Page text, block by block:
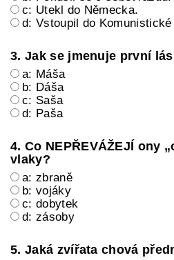
c: Utekl do Německa.
d: Vstoupil do
3. Jak se jmenuje první
a: Máša
b: Dáša
c: Saša
d: Paša
4. Co NEPŘEVÁŽEJÍ ony
vlaky?
a: zbraně
b: vojáky
c: dobytek
d: zásoby
5. Jaká zvířata chová